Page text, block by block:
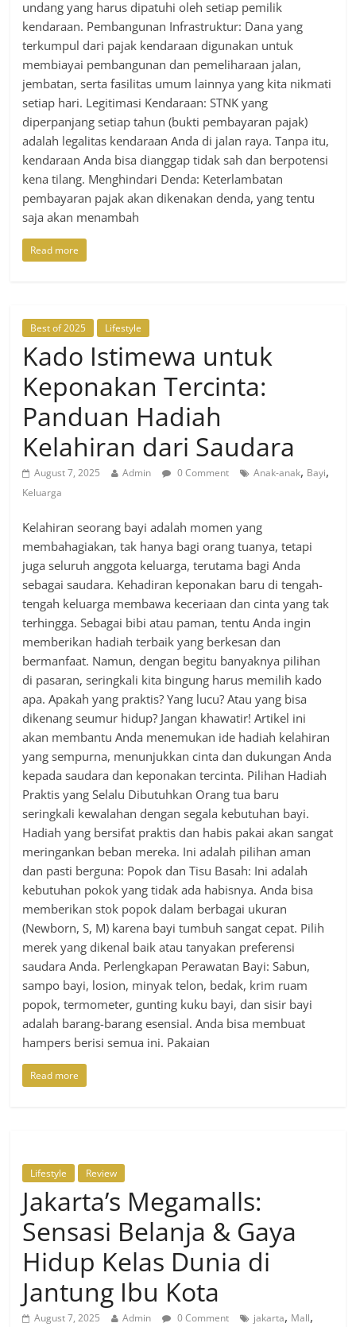
undang yang harus dipatuhi oleh setiap pemilik
kendaraan. Pembangunan Infrastruktur: Dana yang
terkumpul dari pajak kendaraan digunakan untuk
membiayai pembangunan dan pemeliharaan jalan,
jembatan, serta fasilitas umum lainnya yang kita nikmati
setiap hari. Legitimasi Kendaraan: STNK yang
diperpanjang setiap tahun (bukti pembayaran pajak)
adalah legalitas kendaraan Anda di jalan raya. Tanpa itu,
kendaraan Anda bisa dianggap tidak sah dan berpotensi
kena tilang. Menghindari Denda: Keterlambatan
pembayaran pajak akan dikenakan denda, yang tentu
saja akan menambah
Read more
Best of 2025 Lifestyle
Kado Istimewa untuk
Keponakan Tercinta:
Panduan Hadiah
Kelahiran dari Saudara
August 7, 2025 Admin 0 Comment Anak-anak, Bayi,
Keluarga
Kelahiran seorang bayi adalah momen yang
membahagiakan, tak hanya bagi orang tuanya, tetapi
juga seluruh anggota keluarga, terutama bagi Anda
sebagai saudara. Kehadiran keponakan baru di tengah-
tengah keluarga membawa keceriaan dan cinta yang tak
terhingga. Sebagai bibi atau paman, tentu Anda ingin
memberikan hadiah terbaik yang berkesan dan
bermanfaat. Namun, dengan begitu banyaknya pilihan
di pasaran, seringkali kita bingung harus memilih kado
apa. Apakah yang praktis? Yang lucu? Atau yang bisa
dikenang seumur hidup? Jangan khawatir! Artikel ini
akan membantu Anda menemukan ide hadiah kelahiran
yang sempurna, menunjukkan cinta dan dukungan Anda
kepada saudara dan keponakan tercinta. Pilihan Hadiah
Praktis yang Selalu Dibutuhkan Orang tua baru
seringkali kewalahan dengan segala kebutuhan bayi.
Hadiah yang bersifat praktis dan habis pakai akan sangat
meringankan beban mereka. Ini adalah pilihan aman
dan pasti berguna: Popok dan Tisu Basah: Ini adalah
kebutuhan pokok yang tidak ada habisnya. Anda bisa
memberikan stok popok dalam berbagai ukuran
(Newborn, S, M) karena bayi tumbuh sangat cepat. Pilih
merek yang dikenal baik atau tanyakan preferensi
saudara Anda. Perlengkapan Perawatan Bayi: Sabun,
sampo bayi, losion, minyak telon, bedak, krim ruam
popok, termometer, gunting kuku bayi, dan sisir bayi
adalah barang-barang esensial. Anda bisa membuat
hampers berisi semua ini. Pakaian
Read more
Lifestyle Review
Jakarta’s Megamalls:
Sensasi Belanja & Gaya
Hidup Kelas Dunia di
Jantung Ibu Kota
August 7, 2025 Admin 0 Comment jakarta, Mall,